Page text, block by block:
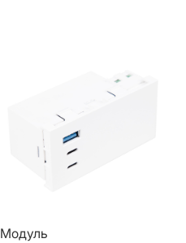
Модуль